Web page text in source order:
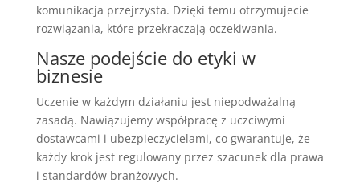
komunikacja przejrzysta. Dzięki temu otrzymujecie
rozwiązania, które przekraczają oczekiwania.
Nasze podejście do etyki w
biznesie
Uczenie w każdym działaniu jest niepodważalną
zasadą. Nawiązujemy współpracę z uczciwymi
dostawcami i ubezpieczycielami, co gwarantuje, że
każdy krok jest regulowany przez szacunek dla prawa
i standardów branżowych.